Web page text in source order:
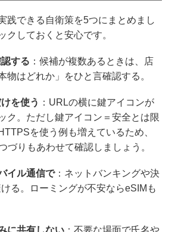
践できる自衛策を5つにまとめまし
クしておくと安心です。
する ：候補が複数あるときは、店
物はどれか」をひと言確認する。
を使う ：URLの横に鍵アイコンが
ク。ただし鍵アイコン＝安全とは限
を使う例も増えているため、
づりもあわせて確認しましょう。
イル通信で：ネットバンキングや決
る。ローミングが不安ならeSIMも
に共有しない ：不要な場面で氏名や